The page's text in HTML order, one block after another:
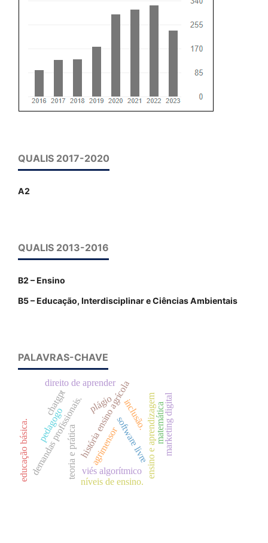
QUALIS 2017-2020
A2
QUALIS 2013-2016
B2 – Ensino
B5 – Educação, Interdisciplinar e Ciências Ambientais
PALAVRAS-CHAVE
história ensino agrícola
plágio
software livreensino e aprendizagem
teoria e prática
demandas profissionais.
pedagogo inclusão.
direito de aprender
viés algorítmico
matemática
chatgpt marketing digital
agrimensor
níveis de ensino.
educação básica.